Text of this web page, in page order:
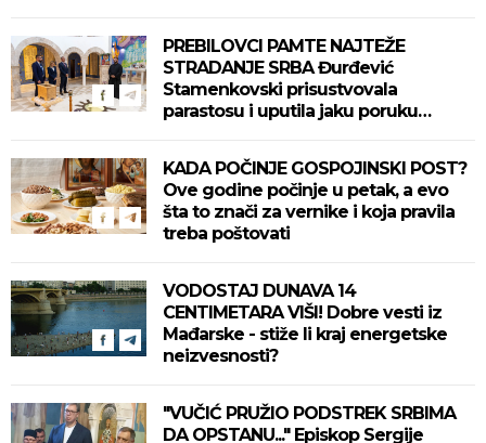
PREBILOVCI PAMTE NAJTEŽE
STRADANJE SRBA Đurđević
Stamenkovski prisustvovala
parastosu i uputila jaku poruku
KADA POČINJE GOSPOJINSKI POST?
Ove godine počinje u petak, a evo
šta to znači za vernike i koja pravila
treba poštovati
VODOSTAJ DUNAVA 14
CENTIMETARA VIŠI! Dobre vesti iz
Mađarske - stiže li kraj energetske
neizvesnosti?
"VUČIĆ PRUŽIO PODSTREK SRBIMA
DA OPSTANU..." Episkop Sergije